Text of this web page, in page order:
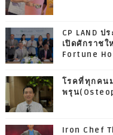
CP LAND
เปิดศักราช
Fortune
โรคที่ทุกคน
พรุน
Iron Chef